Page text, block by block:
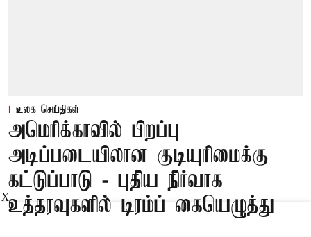
உலக செய்திகள்
அமெரிக்காவில் பிறப்பு
அடிப்படையிலான குடியுரிமைக்கு
கட்டுப்பாடு - புதிய நிர்வாக
உத்தரவுகளில் டிரம்ப் கையெழுத்து
X